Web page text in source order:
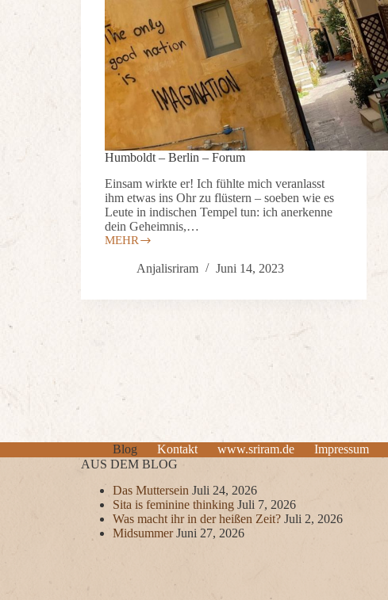
Humboldt – Berlin – Forum
Einsam wirkte er! Ich fühlte mich veranlasst
ihm etwas ins Ohr zu flüstern – soeben wie es
Leute in indischen Tempel tun: ich anerkenne
dein Geheimnis,…
MEHR
Anjalisriram Juni 14, 2023
Blog Kontakt www.sriram.de Impressum
AUS DEM BLOG
Das Muttersein Juli 24, 2026
Sita is feminine thinking Juli 7, 2026
Was macht ihr in der heißen Zeit? Juli 2, 2026
Midsummer Juni 27, 2026